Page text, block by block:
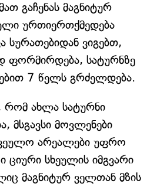
გაჩენას მაგნიტურ
ურთიერთქმედება
სურათებიდან ვიგებთ,
ფორმირდება, სატურნზე
7 წელს გრძელდება.
რომ ახლა სატურნი
მსგავსი მოვლენები
არეალები უფრო
ციური სხეულის იმგვარი
მაგნიტურ ველთან მზის